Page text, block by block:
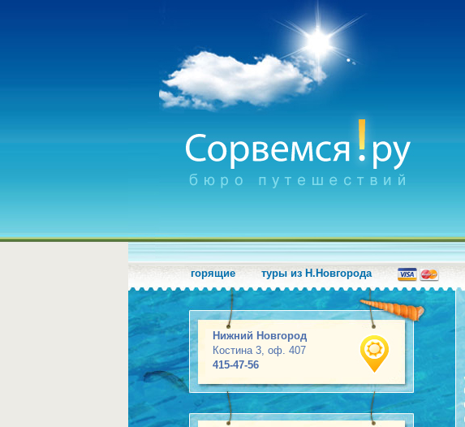
горящие туры из Н.Новгорода
Нижний Новгород
Костина 3, оф. 407
415-47-56